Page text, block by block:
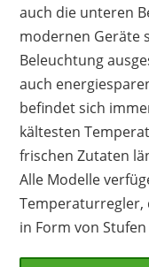
auch die unteren
modernen Geräte
Beleuchtung
auch
befindet sich
kältesten
frischen Zutaten
Alle Modelle
Temperaturregler,
in Form von